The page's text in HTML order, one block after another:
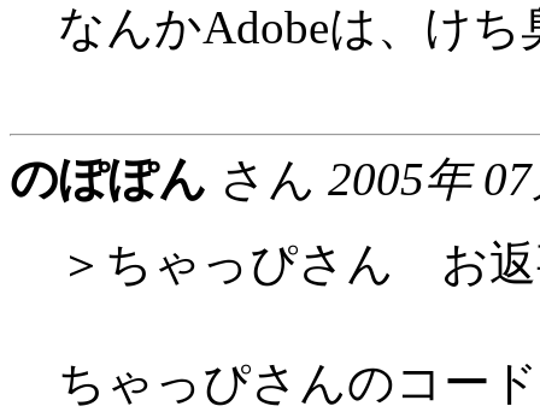
なんかAdobeは、け
のぽぽん さん 2005年
＞ちゃっぴさん お
ちゃっぴさんのコード